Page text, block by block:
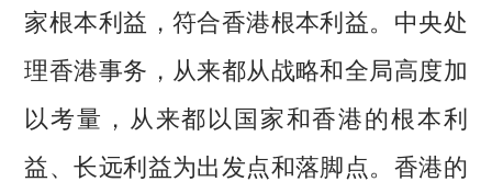
家根本利益，符合香港根本利益。中央处
理香港事务，从来都从战略和全局高度加
以考量，从来都以国家和香港的根本利
益、长远利益为出发点和落脚点。香港的